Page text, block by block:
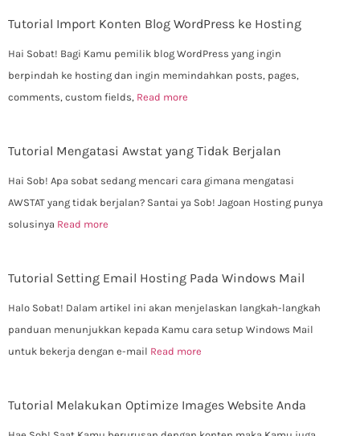
Tutorial Import Konten Blog WordPress ke Hosting
Hai Sobat! Bagi Kamu pemilik blog WordPress yang ingin
berpindah ke hosting dan ingin memindahkan posts, pages,
comments, custom fields, Read more
Tutorial Mengatasi Awstat yang Tidak Berjalan
Hai Sob! Apa sobat sedang mencari cara gimana mengatasi
AWSTAT yang tidak berjalan? Santai ya Sob! Jagoan Hosting punya
solusinya Read more
Tutorial Setting Email Hosting Pada Windows Mail
Halo Sobat! Dalam artikel ini akan menjelaskan langkah-langkah
panduan menunjukkan kepada Kamu cara setup Windows Mail
untuk bekerja dengan e-mail Read more
Tutorial Melakukan Optimize Images Website Anda